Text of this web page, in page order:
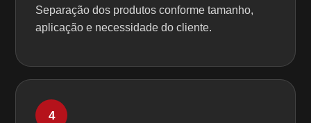
Separação dos produtos conforme tamanho,
aplicação e necessidade do cliente.
4